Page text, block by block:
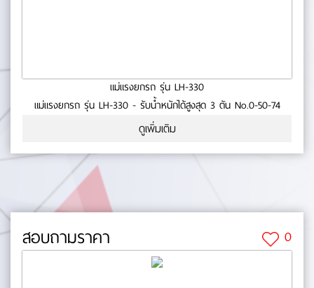
แม่แรงยกรถ รุ่น LH-330
แม่แรงยกรถ รุ่น LH-330 - รับน้ำหนักได้สูงสุด 3 ตัน No.0-50-74
ดูเพิ่มเติม
สอบถามราคา 0